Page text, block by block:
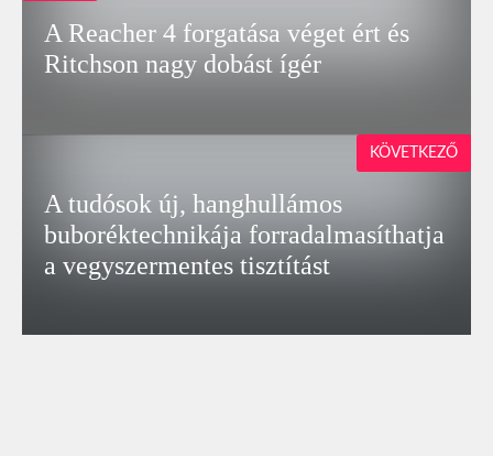
A Reacher 4 forgatása véget ért és
Ritchson nagy dobást ígér
A tudósok új, hanghullámos
buboréktechnikája forradalmasíthatja
a vegyszermentes tisztítást
KÖVETKEZŐ